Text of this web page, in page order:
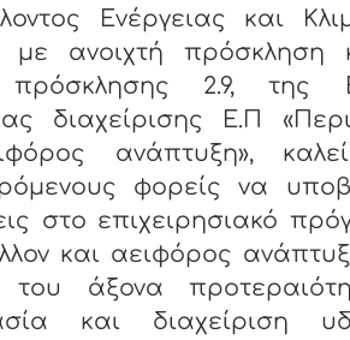
Ενέργειας και
με ανοιχτή πρόσκληση
πρόσκλησης 2.9, της
διαχείρισης Ε.Π
ανάπτυξη»,
φορείς να
στο επιχειρησιακό
και αειφόρος
του άξονα
και διαχείριση